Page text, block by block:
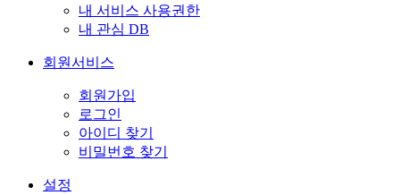
내 서비스 사용권한
내 관심 DB
회원서비스
회원가입
로그인
아이디 찾기
비밀번호 찾기
설정